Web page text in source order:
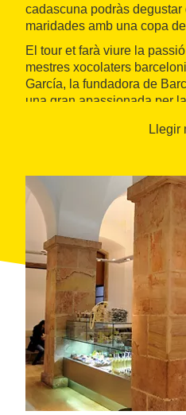
cadascuna podràs degustar
maridades amb una copa
El tour et farà viure la
mestres xocolaters
García, la fundadora de
una gran apassionada per
Llegir